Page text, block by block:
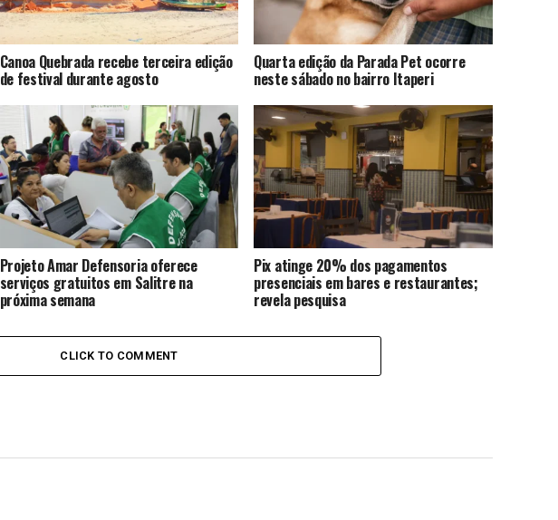
Canoa Quebrada recebe terceira edição
de festival durante agosto
Quarta edição da Parada Pet ocorre
neste sábado no bairro Itaperi
Projeto Amar Defensoria oferece
serviços gratuitos em Salitre na
próxima semana
Pix atinge 20% dos pagamentos
presenciais em bares e restaurantes;
revela pesquisa
CLICK TO COMMENT